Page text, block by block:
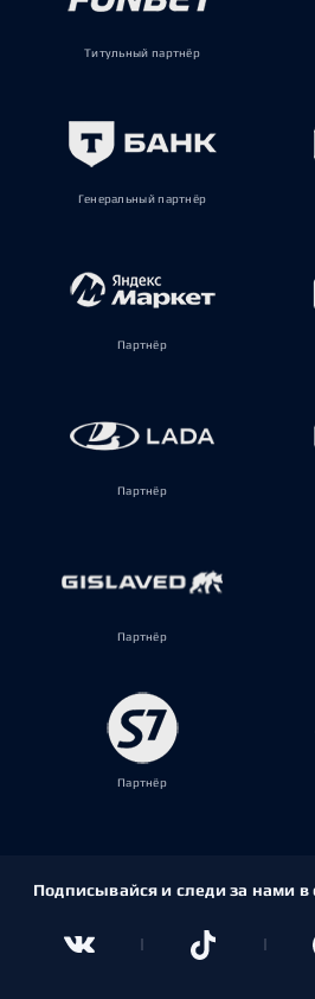
Титульный партнёр
Генеральный партнёр
Партнёр
Партнёр
Партнёр
Партнёр
Подписывайся и следи за нами в